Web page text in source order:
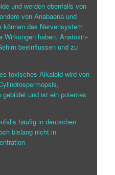
und werden ebenfalls von
von Anabaena und
können das Nervensystem
Wirkungen haben. Anatoxin-
beeinflussen und zu
toxisches Alkaloid wird von
und ist ein potentes
häufig in deutschen
bislang nicht in